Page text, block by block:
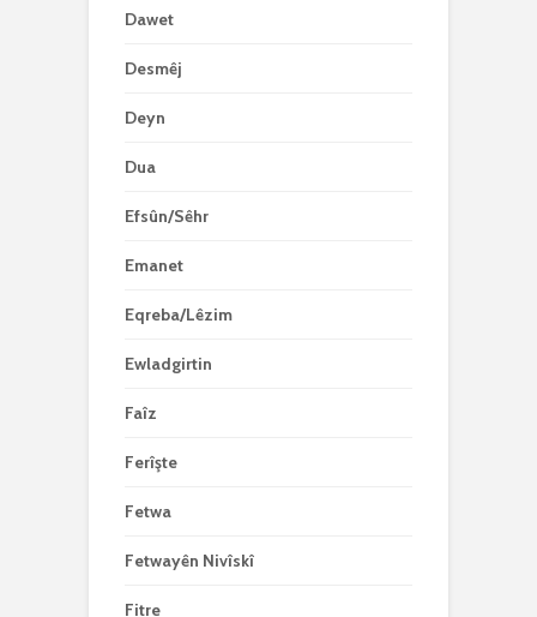
Dawet
Desmêj
Deyn
Dua
Efsûn/Sêhr
Emanet
Eqreba/Lêzim
Ewladgirtin
Faîz
Ferîşte
Fetwa
Fetwayên Nivîskî
Fitre